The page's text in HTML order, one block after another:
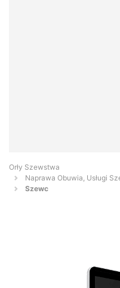
Orły Szewstwa
Naprawa Obuwia, Usługi
Szewc